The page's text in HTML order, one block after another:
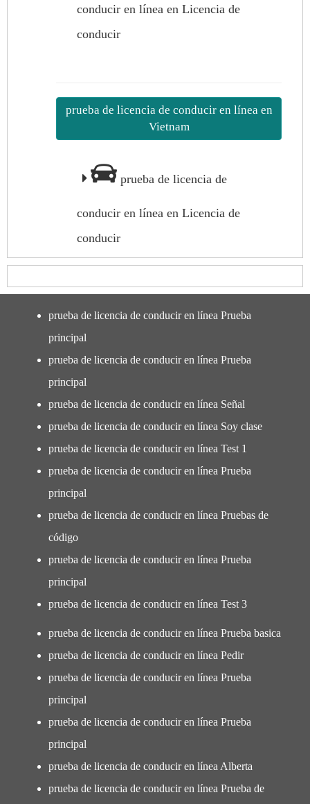
conducir en línea en Licencia de
conducir
prueba de licencia de conducir en línea en
Vietnam
prueba de licencia de
conducir en línea en Licencia de
conducir
prueba de licencia de conducir en línea Prueba
principal
prueba de licencia de conducir en línea Prueba
principal
prueba de licencia de conducir en línea Señal
prueba de licencia de conducir en línea Soy clase
prueba de licencia de conducir en línea Test 1
prueba de licencia de conducir en línea Prueba
principal
prueba de licencia de conducir en línea Pruebas de
código
prueba de licencia de conducir en línea Prueba
principal
prueba de licencia de conducir en línea Test 3
prueba de licencia de conducir en línea Prueba basica
prueba de licencia de conducir en línea Pedir
prueba de licencia de conducir en línea Prueba
principal
prueba de licencia de conducir en línea Prueba
principal
prueba de licencia de conducir en línea Alberta
prueba de licencia de conducir en línea Prueba de